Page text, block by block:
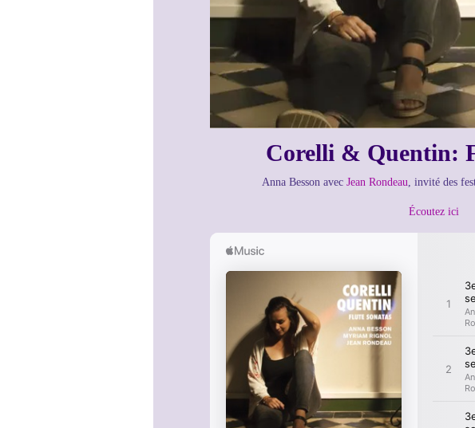
Corelli & Quentin:
Anna Besson avec Jean Rondeau , invité des
Écoutez ici